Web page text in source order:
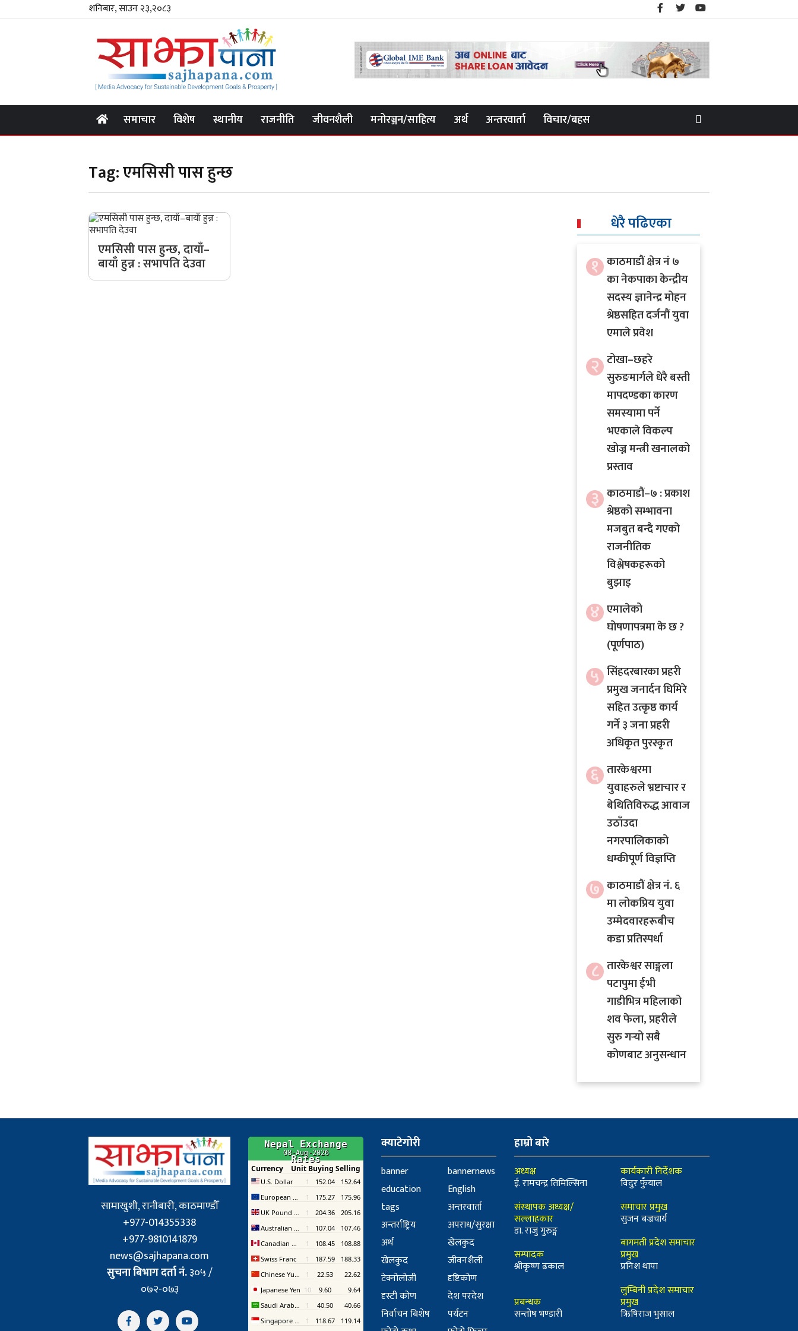
शनिबार, साउन २३,२०८३
समाचार विशेष स्थानीय राजनीति जीवनशैली मनोरञ्जन/साहित्य अर्थ अन्तरवार्ता विचार/बहस
Tag:एमसिसी पास हुन्छ
एमसिसी पास हुन्छ, दायाँ–
बायाँ हुन्न : सभापति देउवा
धेरै पढिएका
१ काठमाडौं क्षेत्र नं ७
का नेकपाका केन्द्रीय
सदस्य ज्ञानेन्द्र मोहन
श्रेष्ठसहित दर्जनौं युवा
एमाले प्रवेश
२ टोखा–छहरे
सुरुङमार्गले धेरै बस्ती
मापदण्डका कारण
समस्यामा पर्ने
भएकाले विकल्प
खोज्न मन्त्री खनालको
प्रस्ताव
३ काठमाडौं–७ : प्रकाश
श्रेष्ठको सम्भावना
मजबुत बन्दै गएको
राजनीतिक
विश्लेषकहरूको
बुझाइ
४ एमालेको
घोषणापत्रमा के छ ?
(पूर्णपाठ)
५ सिंहदरबारका प्रहरी
प्रमुख जनार्दन घिमिरे
सहित उत्कृष्ठ कार्य
गर्ने ३ जना प्रहरी
अधिकृत पुरस्कृत
६ तारकेश्वरमा
युवाहरुले भ्रष्टाचार र
बेथितिविरुद्ध आवाज
उठाँउदा
नगरपालिकाको
धम्कीपूर्ण विज्ञप्ति
७ काठमाडौं क्षेत्र नं. ६
मा लोकप्रिय युवा
उम्मेदवारहरूबीच
कडा प्रतिस्पर्धा
८ तारकेश्वर साङ्गला
पटापुमा ईभी
गाडीभित्र महिलाको
शव फेला, प्रहरीले
सुरु गर्‍यो सबै
कोणबाट अनुसन्धान
सामाखुशी, रानीबारी, काठमाण्डौँ
+977-014355338
+977-9810141879
news@sajhapana.com
सुचना बिभाग दर्ता नं.३०५ /
०७२-०७३
क्याटेगोरी
banner
bannernews
education
English
tags
अन्तरवार्ता
अन्तर्राष्ट्रिय
अपराध/सुरक्षा
अर्थ
खेलकुद
खेलकुद
जीवनशैली
टेक्नोलोजी
दृष्टिकोण
दृस्टी कोण
देश परदेश
निर्वाचन बिशेष
पर्यटन
हाम्रो बारे
अध्यक्ष
ई. रामचन्द्र तिमिल्सिना
संस्थापक अध्यक्ष/
सल्लाहकार
डा. राजु गुरुङ्ग
सम्पादक
श्रीकृष्ण ढकाल
प्रबन्धक
सन्तोष भण्डारी
कार्यकारी निर्देशक
विदुर फुँयाल
समाचार प्रमुख
सुजन बज्रचार्य
बागमती प्रदेश समाचार
प्रमुख
प्रनिश थापा
लुम्बिनी प्रदेश समाचार
प्रमुख
ऋिषिराज भुसाल